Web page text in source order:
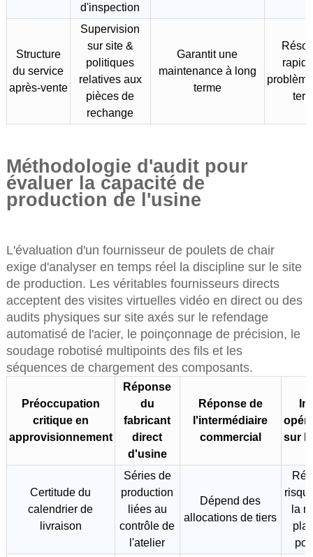
d'inspection
Structure
du service
après-vente
Supervision
sur site &
politiques
relatives aux
pièces de
rechange
Garantit une
maintenance à long
terme
Méthodologie d'audit pour
évaluer la capacité de
production de l'usine
L'évaluation d'un fournisseur de poulets de chair
exige d'analyser en temps réel la discipline sur le site
de production. Les véritables fournisseurs directs
acceptent des visites virtuelles vidéo en direct ou des
audits physiques sur site axés sur le refendage
automatisé de l'acier, le poinçonnage de précision, le
soudage robotisé multipoints des fils et les
séquences de chargement des composants.
Préoccupation
critique en
approvisionnement
Réponse
du
fabricant
direct
d'usine
Réponse de
l'intermédiaire
commercial
sur
Certitude du
calendrier de
livraison
Séries de
production
liées au
contrôle de
l'atelier
Dépend des
allocations de tiers
la